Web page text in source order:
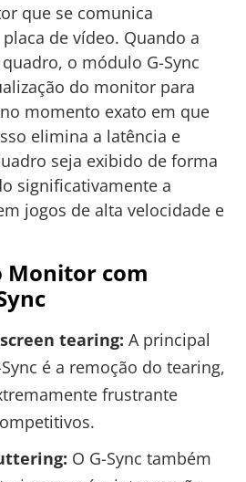
que se comunica
de vídeo. Quando a
o módulo G-Sync
do monitor para
momento exato em que
elimina a latência e
seja exibido de forma
significativamente a
jogos de alta velocidade e
Monitor com
tearing: A principal
é a remoção do tearing,
frustrante
O G-Sync também